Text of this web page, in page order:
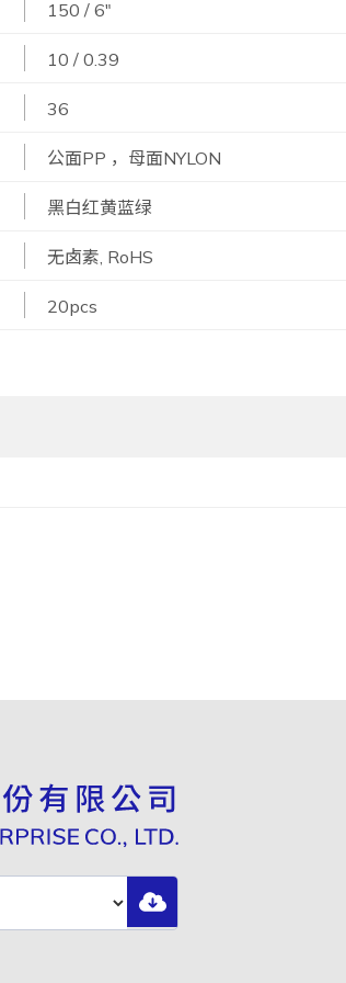
150 / 6"
10 / 0.39
36
公面PP ，母面NYLON
黑白红黄蓝绿
无卤素, RoHS
20pcs